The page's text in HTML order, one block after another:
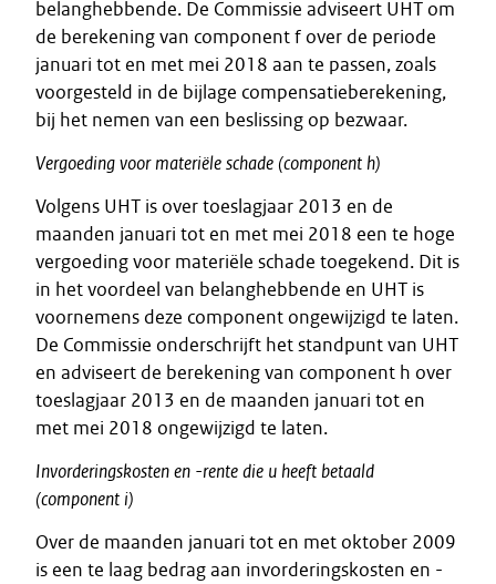
belanghebbende. De Commissie adviseert UHT om
de berekening van component f over de periode
januari tot en met mei 2018 aan te passen, zoals
voorgesteld in de bijlage compensatieberekening,
bij het nemen van een beslissing op bezwaar.
Vergoedingvoormateriëleschade (componenth)
Volgens UHT is over toeslagjaar 2013 en de
maanden januari tot en met mei 2018 een te hoge
vergoeding voor materiële schade toegekend. Dit is
in het voordeel van belanghebbende en UHT is
voornemens deze component ongewijzigd te laten.
De Commissie onderschrijft het standpunt van UHT
en adviseert de berekening van component h over
toeslagjaar 2013 en de maanden januari tot en
met mei 2018 ongewijzigd te laten.
Invorderingskostenen -rentedie uheeftbetaald
(componenti)
Over de maanden januari tot en met oktober 2009
is een te laag bedrag aan invorderingskosten en -